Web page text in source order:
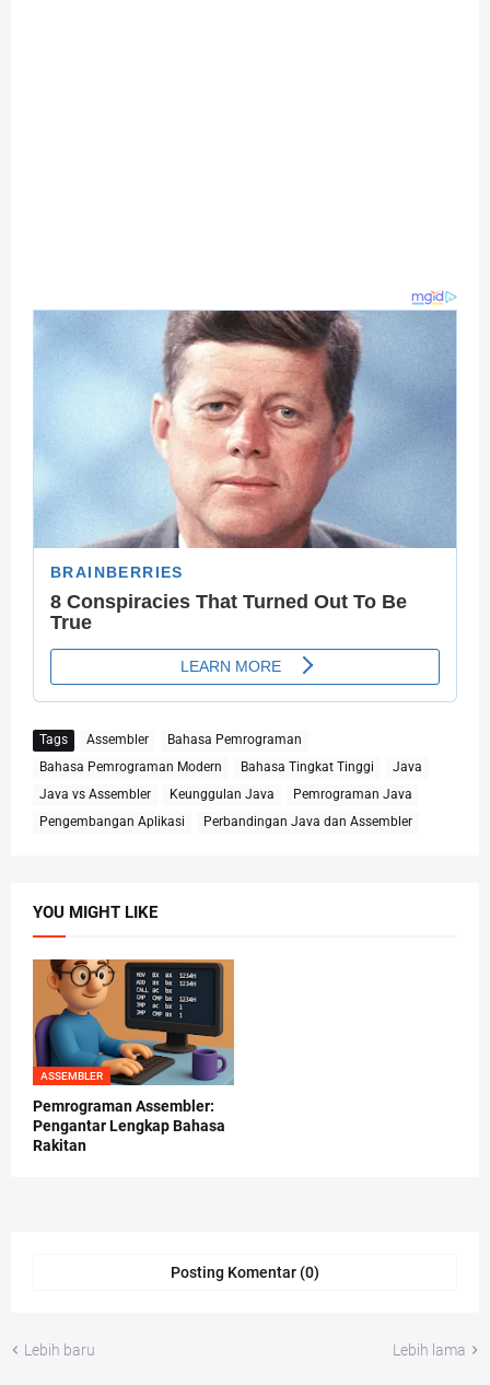
Tags Assembler
Bahasa Pemrograman
Bahasa Pemrograman Modern
Bahasa Tingkat Tinggi
Java
Java vs Assembler
Keunggulan Java
Pemrograman Java
Pengembangan Aplikasi
Perbandingan Java dan Assembler
YOU MIGHT LIKE
ASSEMBLER
Pemrograman Assembler:
Pengantar Lengkap Bahasa
Rakitan
Posting Komentar (0)
Lebih baru Lebih lama